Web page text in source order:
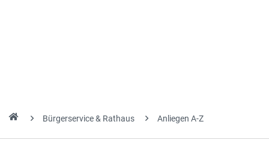
Bürgerservice & Rathaus Anliegen A-Z